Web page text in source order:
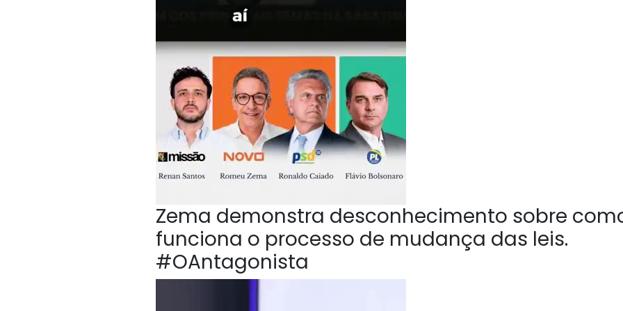
Zema demonstra desconhecimento sobre
funciona o processo de mudança das leis.
#OAntagonista